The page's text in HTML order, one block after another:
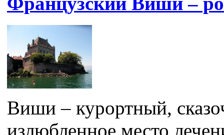
Виши – курортный,
излюбленное место